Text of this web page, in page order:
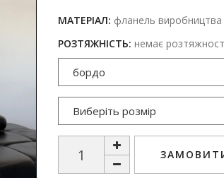
МАТЕРІАЛ: фланель виробництва
РОЗТЯЖНІСТЬ: немає